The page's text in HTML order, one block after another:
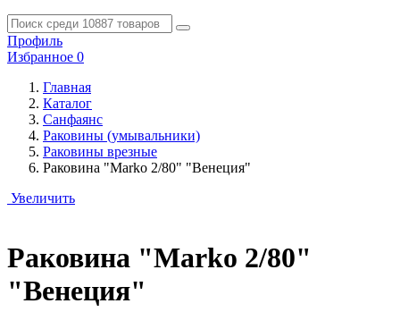
Профиль
Избранное 0
Главная
Каталог
Санфаянс
Раковины (умывальники)
Раковины врезные
Раковина "Marko 2/80" "Венеция"
Увеличить
Раковина "Marko 2/80"
"Венеция"